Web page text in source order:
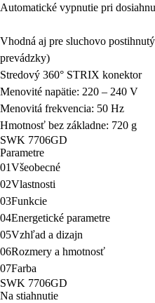
Automatické vypnutie pri
Vhodná aj pre sluchovo
prevádzky)
Stredový 360° STRIX konektor
Menovité napätie: 220 – 240 V
Menovitá frekvencia: 50 Hz
Hmotnosť bez základne: 720 g
SWK 7706GD
Parametre
01Všeobecné
02Vlastnosti
03Funkcie
04Energetické parametre
05Vzhľad a dizajn
06Rozmery a hmotnosť
07Farba
SWK 7706GD
Na stiahnutie